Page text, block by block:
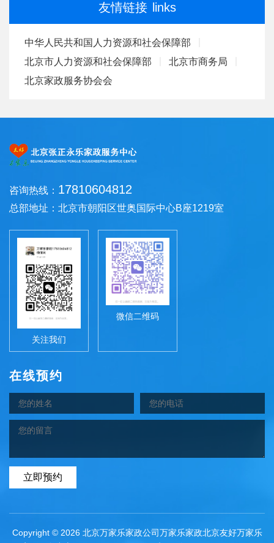
友情链接 links
中华人民共和国人力资源和社会保障部
北京市人力资源和社会保障部
北京市商务局
北京家政服务协会会
咨询热线： 17810604812
总部地址：北京市朝阳区世奥国际中心B座1219室
关注我们
微信二维码
在线预约
立即预约
Copyright © 2026 北京万家乐家政公司万家乐家政北京友好万家乐